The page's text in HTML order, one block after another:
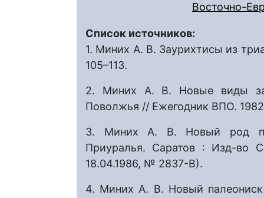
Восточно-
Список источников:
1. Миних А. В. Заурихтисы из
105–113.
2. Миних А. В. Новые виды
Поволжья // Ежегодник ВПО.
3. Миних А. В. Новый род
Приуралья. Саратов : Изд-во
18.04.1986, № 2837-В).
4. Миних А. В. Новый палеониск